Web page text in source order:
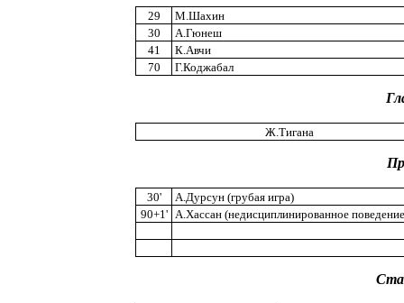
29
М.Шахин
30
А.Гюнеш
41
К.Авчи
70
Г.Коджабал
Ж.Тигана
30'
А.Дурсун (грубая игра)
90+1' А.Хассан (недисциплинированное